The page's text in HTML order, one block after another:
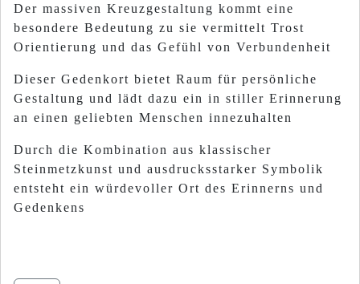
Der massiven Kreuzgestaltung kommt eine
besondere Bedeutung zu sie vermittelt Trost
Orientierung und das Gefühl von Verbundenheit
Dieser Gedenkort bietet Raum für persönliche
Gestaltung und lädt dazu ein in stiller Erinnerung
an einen geliebten Menschen innezuhalten
Durch die Kombination aus klassischer
Steinmetzkunst und ausdrucksstarker Symbolik
entsteht ein würdevoller Ort des Erinnerns und
Gedenkens